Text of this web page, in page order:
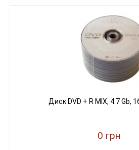
Диск DVD + R MIX, 4.7 Gb,
0 грн